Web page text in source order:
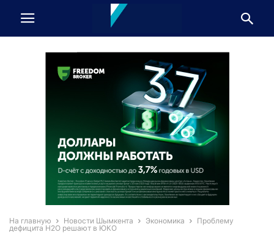
На главную Новости Шымкента Экономика
Проблему
дефицита Н2О решают в ЮКО